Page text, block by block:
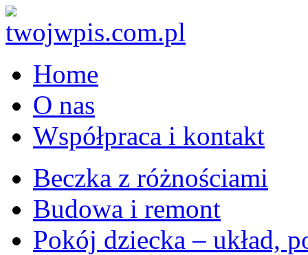
Home
O nas
Współpraca i kontakt
Beczka z różnościami
Budowa i remont
Pokój dziecka – układ,